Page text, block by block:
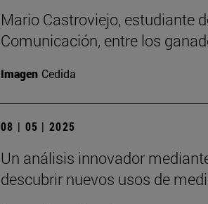
Mario Castroviejo, estudiante
Comunicación, entre los
Imagen Cedida
08 | 05 | 2025
Un análisis innovador
descubrir nuevos usos de